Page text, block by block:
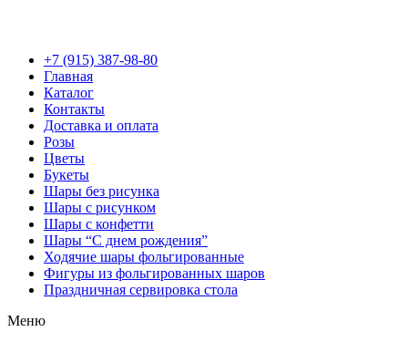
+7 (915) 387-98-80
Главная
Каталог
Контакты
Доставка и оплата
Розы
Цветы
Букеты
Шары без рисунка
Шары с рисунком
Шары с конфетти
Шары “С днем рождения”
Ходячие шары фольгированные
Фигуры из фольгированных шаров
Праздничная сервировка стола
Меню